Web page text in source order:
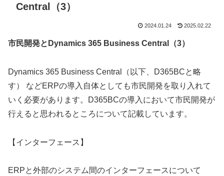
Central（3）
2024.01.24 2025.02.22
市民開発とDynamics 365 Business Central（3）
Dynamics 365 Business Central（以下、D365BCと略
す） などERPの導入自体としても市民開発を取り入れて
いく必要があります。D365BCの導入において市民開発が
行えると思われるところについて記載しています。
【インターフェース】
ERPと外部のシステム間のインターフェースについて